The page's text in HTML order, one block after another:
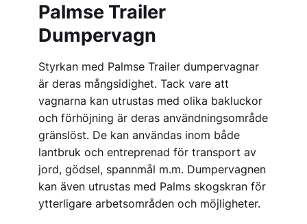
Palmse Trailer
Dumpervagn
Styrkan med Palmse Trailer dumpervagnar
är deras mångsidighet. Tack vare att
vagnarna kan utrustas med olika bakluckor
och förhöjning är deras användningsområde
gränslöst. De kan användas inom både
lantbruk och entreprenad för transport av
jord, gödsel, spannmål m.m. Dumpervagnen
kan även utrustas med Palms skogskran för
ytterligare arbetsområden och möjligheter.